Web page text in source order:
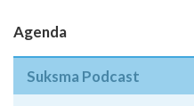
Agenda
Suksma Podcast